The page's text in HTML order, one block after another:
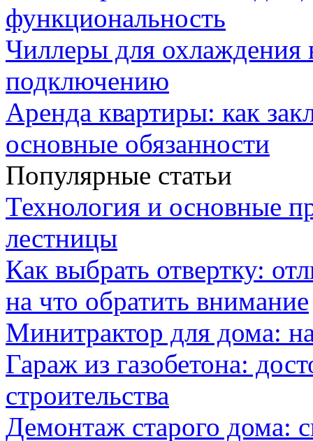
функциональность
Чиллеры для охлаждения
подключению
Аренда квартиры: как
основные обязанности
Популярные статьи
Технология и основные
лестницы
Как выбрать отвертку:
на что обратить внимание
Минитрактор для дома:
Гараж из газобетона:
строительства
Демонтаж старого дома: